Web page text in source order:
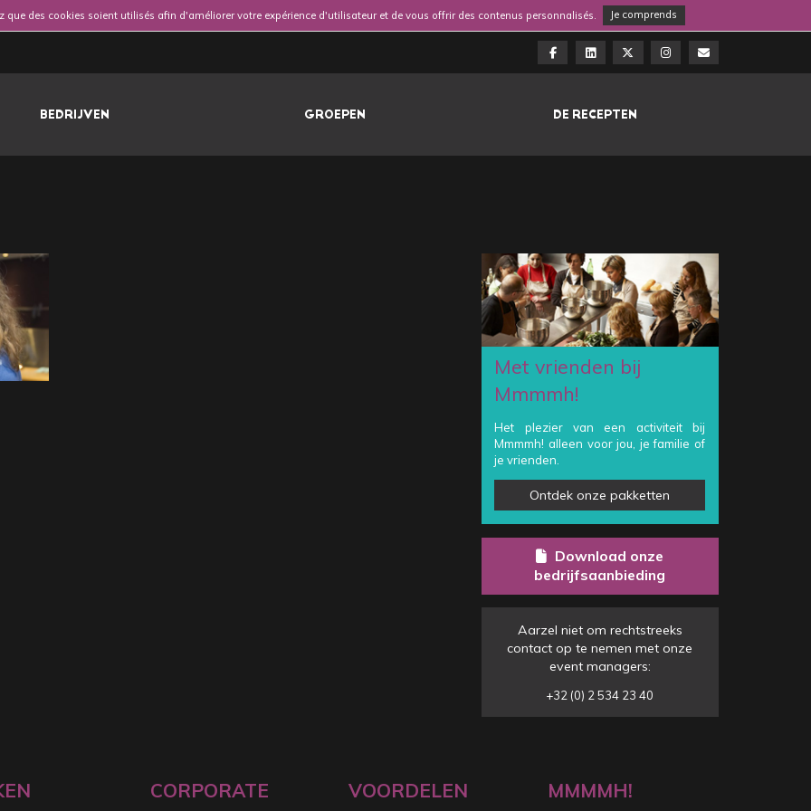
des cookies soient utilisés afin d'améliorer votre expérience d'utilisateur et de vous offrir des contenus personnalisés. Je comprends
BEDRIJVEN GROEPEN DE RECEPTEN
Met vrienden bij
Mmmmh!
Het plezier van een activiteit bij
Mmmmh! alleen voor jou, je familie of
je vrienden.
Ontdek onze pakketten
Download onze
bedrijfsaanbieding
Aarzel niet om rechtstreeks
contact op te nemen met onze
event managers:
+32 (0) 2 534 23 40
CORPORATE VOORDELEN MMMMH!